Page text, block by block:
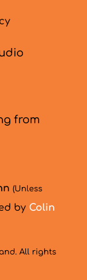
from
(Unless
by Colin
All rights